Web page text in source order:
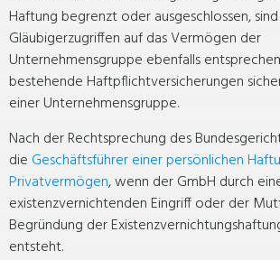
Haftung begrenzt oder ausgeschlossen,
Gläubigerzugriffen auf das Vermögen der
Unternehmensgruppe ebenfalls
bestehende Haftpflichtversicherungen
einer Unternehmensgruppe.
Nach der Rechtsprechung des
die Geschäftsführer einer persönlichen
Privatvermögen, wenn der GmbH durch
existenzvernichtenden Eingriff oder der
Begründung der
entsteht.